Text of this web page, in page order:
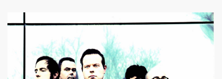
2010 a juin 2010.
2009 a decembre 2009.
2008 a decembre 2008.